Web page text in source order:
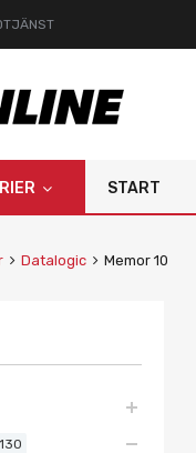
START
Datalogic Memor 10
130